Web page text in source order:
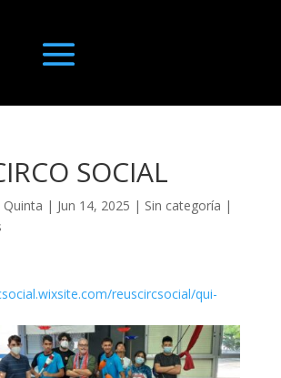
SOCIAL
Quinta | Jun 14, 2025 | Sin categoría |
reuscircsocial/qui-